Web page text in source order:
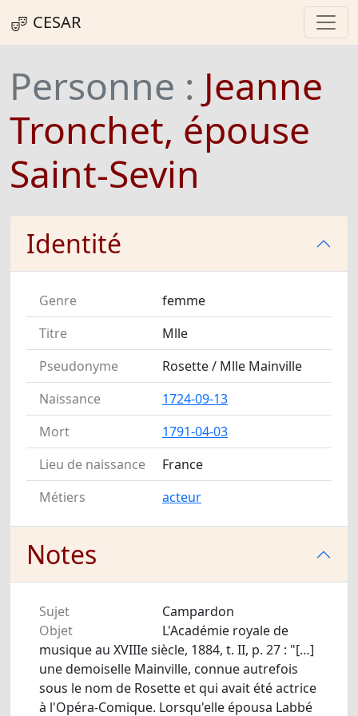
CESAR
Personne : Jeanne
Tronchet, épouse
Saint-Sevin
Identité
Genre
femme
Titre
Mlle
Pseudonyme
Rosette / Mlle Mainville
Naissance
1724-09-13
Mort
1791-04-03
Lieu de naissance
France
Métiers
acteur
Notes
Sujet
Campardon
Objet
L'Académie royale de
musique au XVIIIe siècle, 1884, t. II, p. 27 : "[…]
une demoiselle Mainville, connue autrefois
sous le nom de Rosette et qui avait été actrice
à l'Opéra-Comique. Lorsqu'elle épousa Labbé